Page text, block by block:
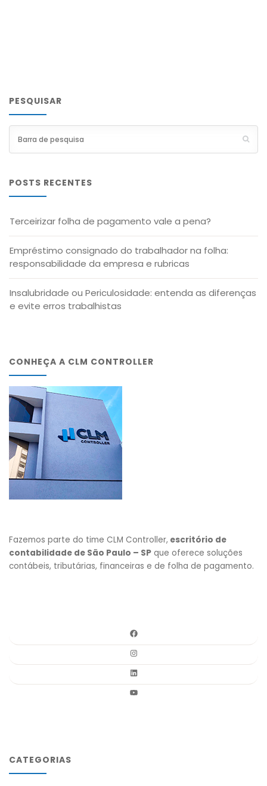
PESQUISAR
POSTS RECENTES
Terceirizar folha de pagamento vale a pena?
Empréstimo consignado do trabalhador na folha:
responsabilidade da empresa e rubricas
Insalubridade ou Periculosidade: entenda as diferenças
e evite erros trabalhistas
CONHEÇA A CLM CONTROLLER
Fazemos parte do time CLM Controller, escritório de
contabilidade de São Paulo – SP que oferece soluções
contábeis, tributárias, financeiras e de folha de pagamento.
CATEGORIAS